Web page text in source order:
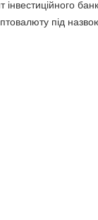
інвестиційного
під